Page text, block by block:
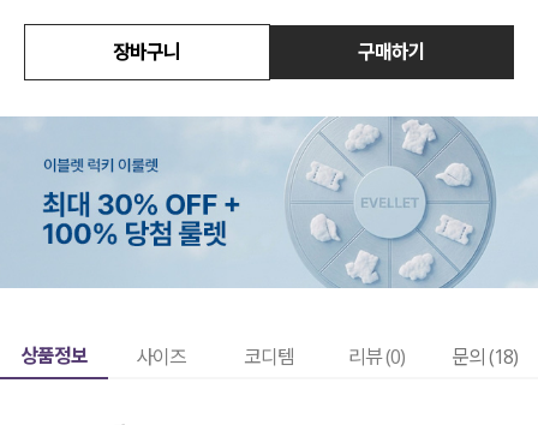
장바구니 구매하기
상품정보 사이즈 코디템 리뷰 (0) 문의 (18)